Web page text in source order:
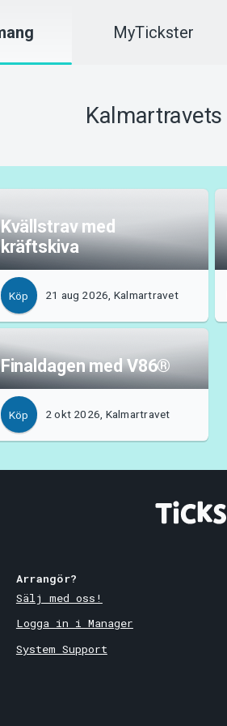
MyTickster
Kalmartravets
Kvällstrav med
kräftskiva
Köp 21 aug 2026, Kalmartravet
Finaldagen med V86®
Köp 2 okt 2026, Kalmartravet
Arrangör?
Sälj med oss!
Logga in i Manager
System Support